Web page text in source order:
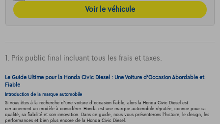
Voir le véhicule
1. Prix public final incluant tous les frais et taxes.
Le Guide Ultime pour la Honda Civic Diesel : Une Voiture d'Occasion Abordable et
Fiable
Introduction de la marque automobile
Si vous êtes à la recherche d'une voiture d'occasion fiable, alors la Honda Civic Diesel est
certainement un modèle à considérer. Honda est une marque automobile réputée, connue pour sa
qualité, sa fiabilité et son innovation. Dans ce guide, nous vous présenterons l'histoire, le design, les
performances et bien plus encore de la Honda Civic Diesel.